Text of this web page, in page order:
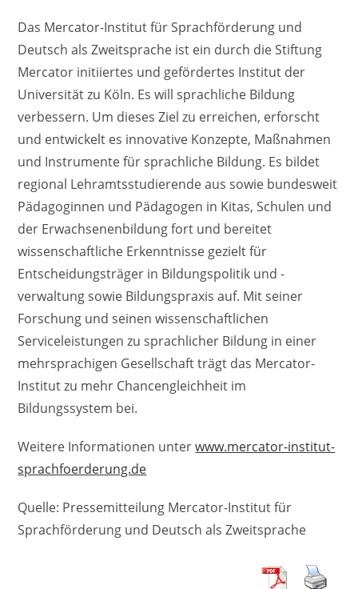
Das Mercator-Institut für Sprachförderung und
Deutsch als Zweitsprache ist ein durch die Stiftung
Mercator initiiertes und gefördertes Institut der
Universität zu Köln. Es will sprachliche Bildung
verbessern. Um dieses Ziel zu erreichen, erforscht
und entwickelt es innovative Konzepte, Maßnahmen
und Instrumente für sprachliche Bildung. Es bildet
regional Lehramtsstudierende aus sowie bundesweit
Pädagoginnen und Pädagogen in Kitas, Schulen und
der Erwachsenenbildung fort und bereitet
wissenschaftliche Erkenntnisse gezielt für
Entscheidungsträger in Bildungspolitik und -
verwaltung sowie Bildungspraxis auf. Mit seiner
Forschung und seinen wissenschaftlichen
Serviceleistungen zu sprachlicher Bildung in einer
mehrsprachigen Gesellschaft trägt das Mercator-
Institut zu mehr Chancengleichheit im
Bildungssystem bei.
Weitere Informationen unterwww.mercator-institut-
sprachfoerderung.de
Quelle: Pressemitteilung Mercator-Institut für
Sprachförderung und Deutsch als Zweitsprache